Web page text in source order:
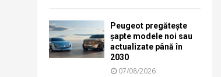
Peugeot pregătește
șapte modele noi sau
actualizate până în
2030
07/08/2026